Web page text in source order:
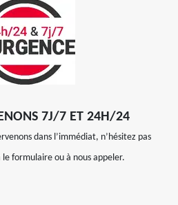
7J/7 ET 24H/24
dans l’immédiat, n’hésitez pas
formulaire ou à nous appeler.